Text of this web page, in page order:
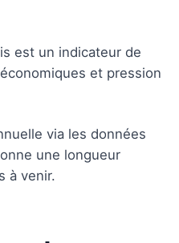
est un indicateur de
et pression
via les données
une longueur
à venir.